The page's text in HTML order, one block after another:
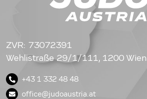
ZVR: 73072391
Wehlistraße 29/1/111, 1200 Wien
+43 1 332 48 48
office@judoaustria.at